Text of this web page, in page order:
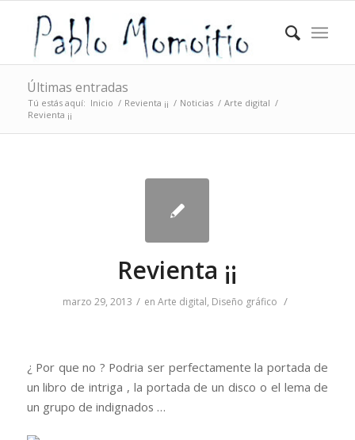
Últimas entradas
Tú estás aquí: Inicio / Revienta ¡¡ / Noticias / Arte digital /
Revienta ¡¡
Revienta ¡¡
marzo 29, 2013 / enArte digital, Diseño gráfico /
¿ Por que no ? Podria ser perfectamente la portada de
un libro de intriga , la portada de un disco o el lema de
un grupo de indignados …